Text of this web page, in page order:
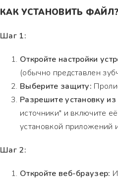
КАК УСТАНОВИТЬ ФАЙЛ?
Шаг 1:
Откройте настройки
(обычно представлен
Выберите защиту:
Разрешите установку
источники" и включите
установкой приложений
Шаг 2:
Откройте веб-браузер: